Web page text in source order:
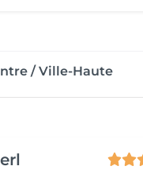
/ Ville-Haute